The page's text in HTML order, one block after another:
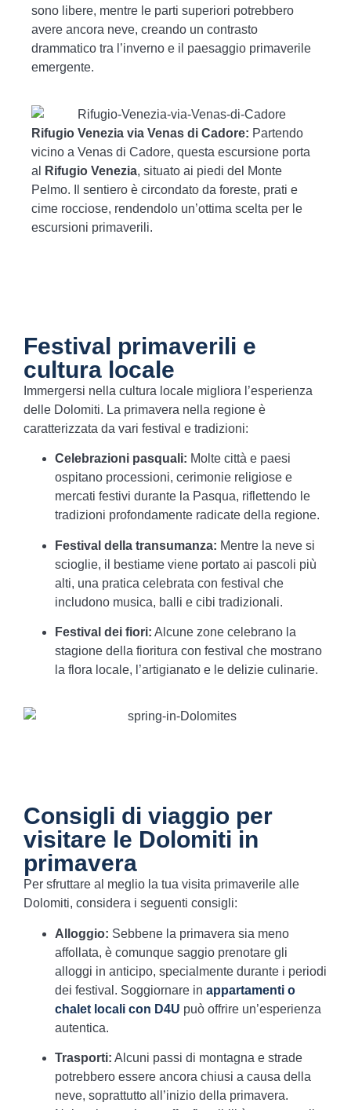
sono libere, mentre le parti superiori potrebbero
avere ancora neve, creando un contrasto
drammatico tra l’inverno e il paesaggio primaverile
emergente.
Rifugio Venezia via Venas di Cadore: Partendo
vicino a Venas di Cadore, questa escursione porta
al
Rifugio Venezia, situato ai piedi del Monte
Pelmo. Il sentiero è circondato da foreste, prati e
cime rocciose, rendendolo un’ottima scelta per le
escursioni primaverili.
Festival primaverili e
cultura locale
Immergersi nella cultura locale migliora l’esperienza
delle Dolomiti. La primavera nella regione è
caratterizzata da vari festival e tradizioni:
Celebrazioni pasquali: Molte città e paesi
ospitano processioni, cerimonie religiose e
mercati festivi durante la Pasqua, riflettendo le
tradizioni profondamente radicate della regione.
Festival della transumanza: Mentre la neve si
scioglie, il bestiame viene portato ai pascoli più
alti, una pratica celebrata con festival che
includono musica, balli e cibi tradizionali.
Festival dei fiori: Alcune zone celebrano la
stagione della fioritura con festival che mostrano
la flora locale, l’artigianato e le delizie culinarie.
Consigli di viaggio per
visitare le Dolomiti in
primavera
Per sfruttare al meglio la tua visita primaverile alle
Dolomiti, considera i seguenti consigli:
Alloggio: Sebbene la primavera sia meno
affollata, è comunque saggio prenotare gli
alloggi in anticipo, specialmente durante i periodi
dei festival. Soggiornare in appartamenti o
chalet locali con D4U può offrire un’esperienza
autentica.
Trasporti: Alcuni passi di montagna e strade
potrebbero essere ancora chiusi a causa della
neve, soprattutto all’inizio della primavera.